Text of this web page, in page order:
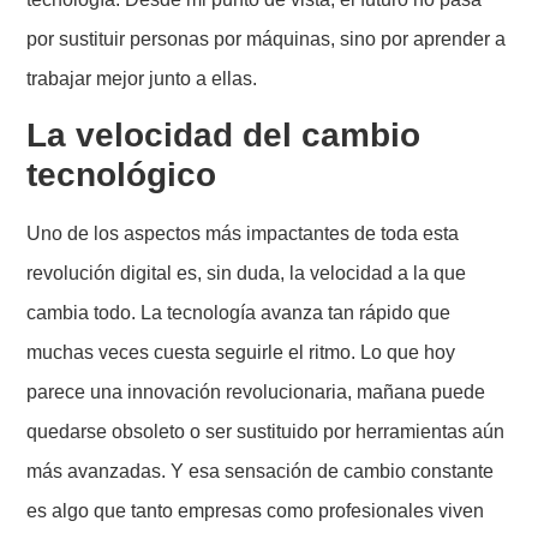
por sustituir personas por máquinas, sino por aprender a
trabajar mejor junto a ellas.
La velocidad del cambio
tecnológico
Uno de los aspectos más impactantes de toda esta
revolución digital es, sin duda, la velocidad a la que
cambia todo. La tecnología avanza tan rápido que
muchas veces cuesta seguirle el ritmo. Lo que hoy
parece una innovación revolucionaria, mañana puede
quedarse obsoleto o ser sustituido por herramientas aún
más avanzadas. Y esa sensación de cambio constante
es algo que tanto empresas como profesionales viven